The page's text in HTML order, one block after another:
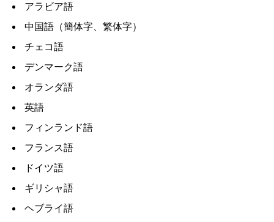
アラビア語
中国語（簡体字、繁体字）
チェコ語
デンマーク語
オランダ語
英語
フィンランド語
フランス語
ドイツ語
ギリシャ語
ヘブライ語